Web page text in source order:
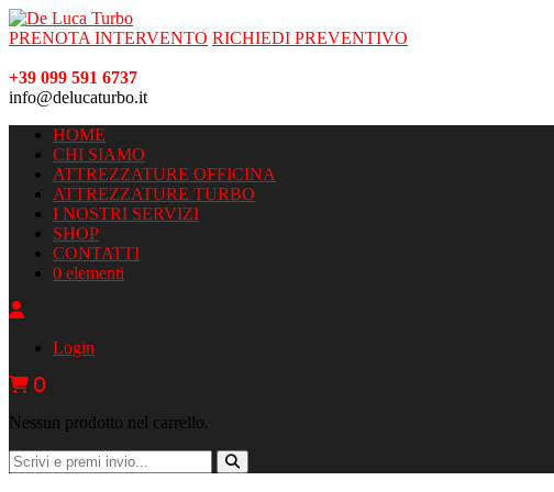
PRENOTA INTERVENTO RICHIEDI PREVENTIVO
+39 099 591 6737
info@delucaturbo.it
HOME
CHI SIAMO
ATTREZZATURE OFFICINA
ATTREZZATURE TURBO
I NOSTRI SERVIZI
SHOP
CONTATTI
0 elementi
Login
0
Nessun prodotto nel carrello.